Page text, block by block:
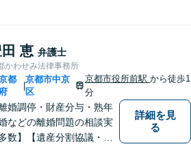
弁護士ドットコムランキ
（2024年7月-2026年7月
在）】
恵 弁護士
かわせみ法律事務所
都
府
京都市中京
区
京都市役所前駅から徒歩1
分
離婚調停・財産分与・熟年
などの離婚問題の相談実
数】【遺産分割協議・遺
詳細を見
る